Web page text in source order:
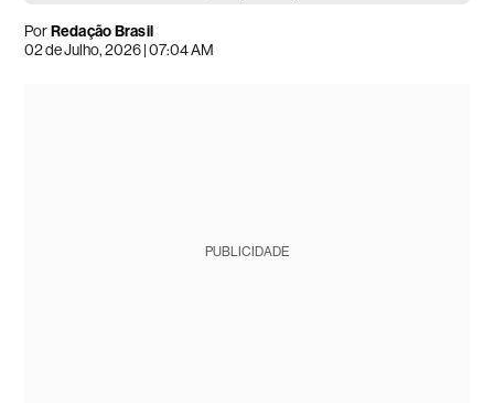
PorRedação Brasil
02 de Julho, 2026 | 07:04 AM
PUBLICIDADE